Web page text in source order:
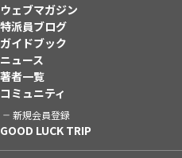
ウェブマガジン
特派員ブログ
ガイドブック
ニュース
著者一覧
コミュニティ
新規会員登録
GOOD LUCK TRIP